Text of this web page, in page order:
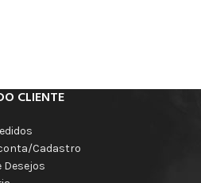
CLIENTE
Cadastro
Desejos